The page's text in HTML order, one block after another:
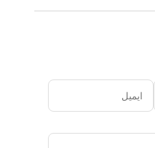
ایمیل
دیدگاه